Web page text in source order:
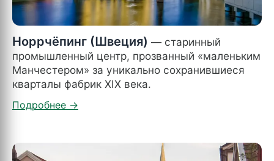
Норрчёпинг (Швеция) — старинный
промышленный центр, прозванный «маленьким
Манчестером» за уникально сохранившиеся
кварталы фабрик XIX века.